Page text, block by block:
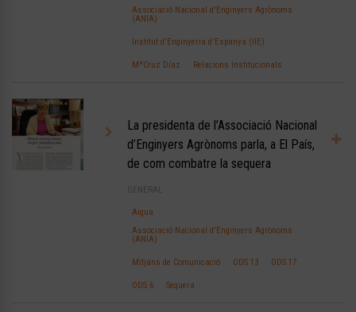
Associació Nacional d'Enginyers Agrònoms
(ANIA)
Institut d'Enginyeria d'Espanya (IIE)
MªCruz Díaz Relacions Institucionals
La presidenta de l’Associació Nacional
d’Enginyers Agrònoms parla, a El País,
de com combatre la sequera
GENERAL
Aigua
Associació Nacional d'Enginyers Agrònoms
(ANIA)
Mitjans de Comunicació ODS 13 ODS 17
ODS 6 Sequera